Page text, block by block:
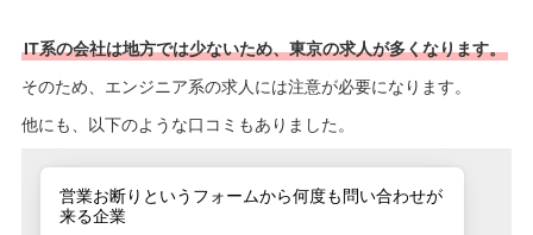
IT系の会社は地方では少ないため、東京の求人が多くなります。
そのため、エンジニア系の求人には注意が必要になります。
他にも、以下のような口コミもありました。
営業お断りというフォームから何度も問い合わせが
来る企業